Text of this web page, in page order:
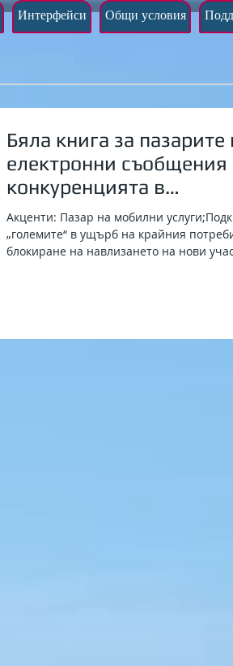
Интерфейси Общи условия
Бяла книга за пазарите
електронни съобщения
конкуренцията в
електронните
България
Акценти: Пазар на мобилни
„големите“ в ущърб на крайния
блокиране на навлизането на нови